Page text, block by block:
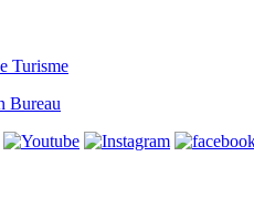
Turisme
Bureau